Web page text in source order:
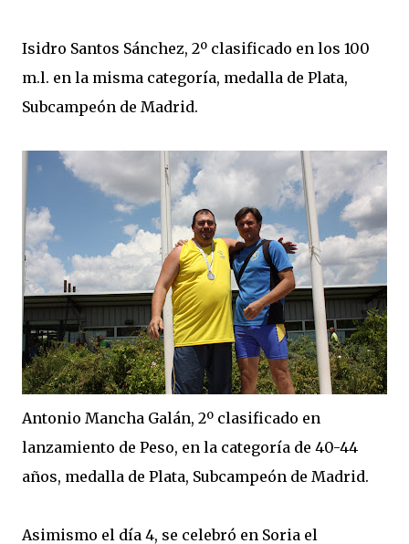
Isidro Santos Sánchez, 2º clasificado en los 100
m.l. en la misma categoría, medalla de Plata,
Subcampeón de Madrid.
Antonio Mancha Galán, 2º clasificado en
lanzamiento de Peso, en la categoría de 40-44
años, medalla de Plata, Subcampeón de Madrid.
Asimismo el día 4, se celebró en Soria el